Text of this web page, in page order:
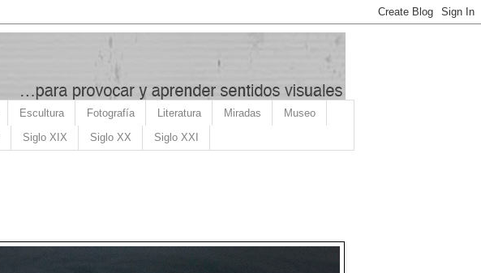
Escultura Fotografía Literatura Miradas Museo
Siglo XIX Siglo XX Siglo XXI